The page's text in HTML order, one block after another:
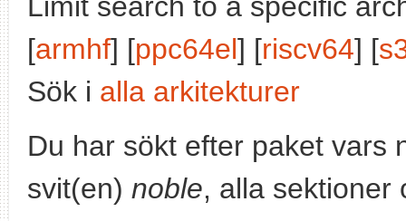
[armhf] [ppc64el] [riscv64] [
Sök i alla arkitekturer
Du har sökt efter paket vars
svit(en) noble, alla